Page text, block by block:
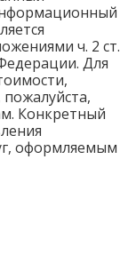
ч. 2 ст.
Для
Конкретный
оформляемым